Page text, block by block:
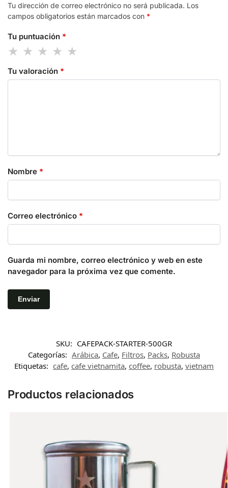
Tu dirección de correo electrónico no será publicada. Los
campos obligatorios están marcados con *
Tu puntuación *
Tu valoración *
Nombre *
Correo electrónico *
Guarda mi nombre, correo electrónico y web en este
navegador para la próxima vez que comente.
SKU: CAFEPACK-STARTER-500GR
Categorías: Arábica, Cafe, Filtros, Packs, Robusta
Etiquetas: cafe, cafe vietnamita, coffee, robusta, vietnam
Productos relacionados